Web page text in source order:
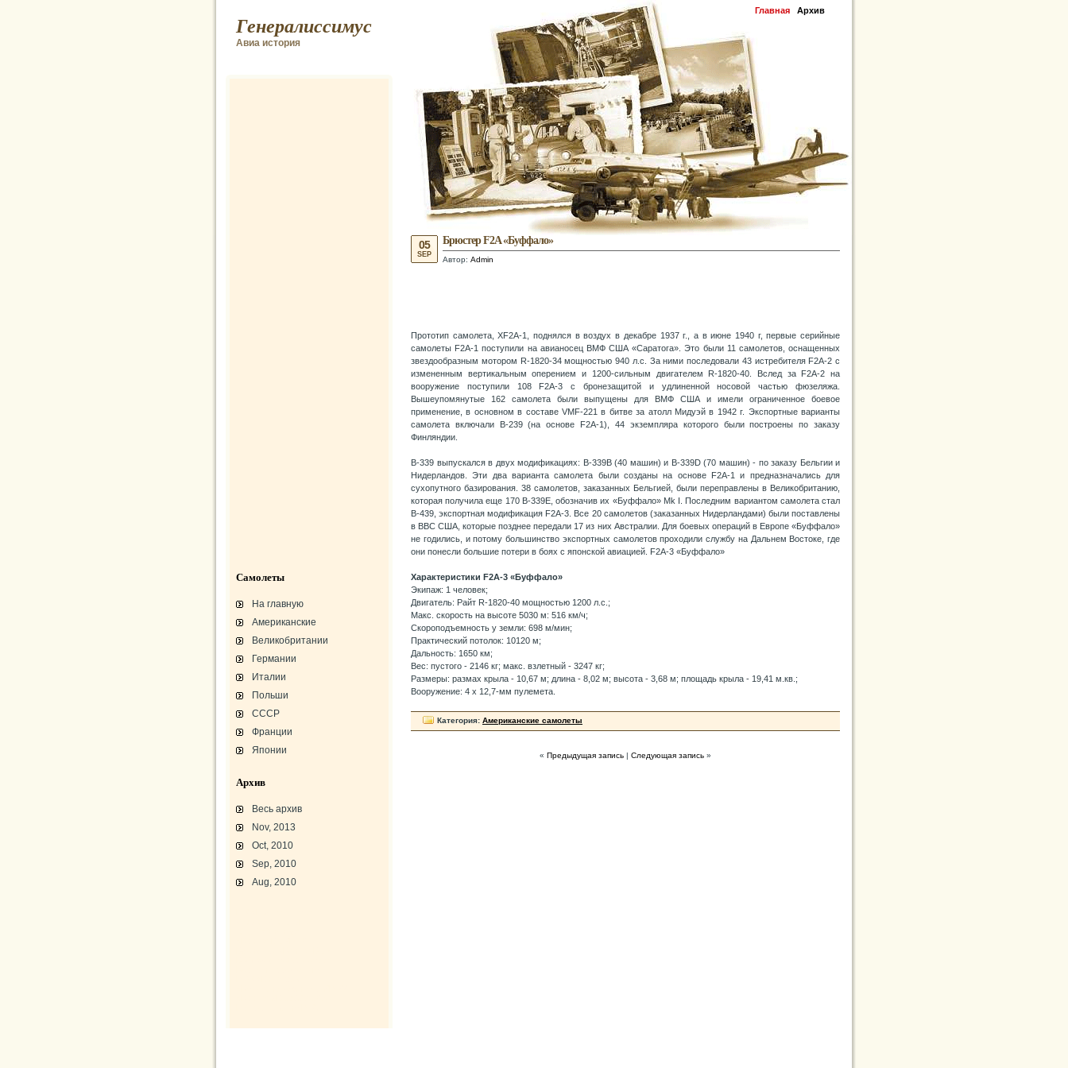
Генералиссимус
Авиа история
Главная Архив
Брюстер F2A «Буффало»
Автор: Admin
05
SEP
Прототип самолета, XF2A-1, поднялся в воздух в декабре 1937 г., а в июне 1940 г, первые серийные
самолеты F2А-1 поступили на авианосец ВМФ США «Саратога». Это были 11 самолетов, оснащенных
звездообразным мотором R-1820-34 мощностью 940 л.с. За ними последовали 43 истребителя F2A-2 с
измененным вертикальным оперением и 1200-сильным двигателем R-1820-40. Вслед за F2A-2 на
вооружение поступили 108 F2A-3 с бронезащитой и удлиненной носовой частью фюзеляжа.
Вышеупомянутые 162 самолета были выпущены для ВМФ США и имели ограниченное боевое
применение, в основном в составе VMF-221 в битве за атолл Мидуэй в 1942 г. Экспортные варианты
самолета включали В-239 (на основе F2A-1), 44 экземпляра которого были построены по заказу
Финляндии.
В-339 выпускался в двух модификациях: В-339В (40 машин) и B-339D (70 машин) - по заказу Бельгии и
Нидерландов. Эти два варианта самолета были созданы на основе F2A-1 и предназначались для
сухопутного базирования. 38 самолетов, заказанных Бельгией, были переправлены в Великобританию,
которая получила еще 170 В-339Е, обозначив их «Буффало» Mk I. Последним вариантом самолета стал
В-439, экспортная модификация F2A-3. Все 20 самолетов (заказанных Нидерландами) были поставлены
в ВВС США, которые позднее передали 17 из них Австралии. Для боевых операций в Европе «Буффало»
не годились, и потому большинство экспортных самолетов проходили службу на Дальнем Востоке, где
они понесли большие потери в боях с японской авиацией. F2A-3 «Буффало»
Характеристики F2A-3 «Буффало»
Экипаж: 1 человек;
Двигатель: Райт R-1820-40 мощностью 1200 л.с.;
Макс. скорость на высоте 5030 м: 516 км/ч;
Скороподъемность у земли: 698 м/мин;
Практический потолок: 10120 м;
Дальность: 1650 км;
Вес: пустого - 2146 кг; макс. взлетный - 3247 кг;
Размеры: размах крыла - 10,67 м; длина - 8,02 м; высота - 3,68 м; площадь крыла - 19,41 м.кв.;
Вооружение: 4 х 12,7-мм пулемета.
Категория: Американские самолеты
« Предыдущая запись | Следующая запись »
Самолеты
На главную
Американские
Великобритании
Германии
Италии
Польши
СССР
Франции
Японии
Архив
Весь архив
Nov, 2013
Oct, 2010
Sep, 2010
Aug, 2010